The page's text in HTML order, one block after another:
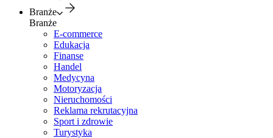
Branże
Branże
E-commerce
Edukacja
Finanse
Handel
Medycyna
Motoryzacja
Nieruchomości
Reklama rekrutacyjna
Sport i zdrowie
Turystyka